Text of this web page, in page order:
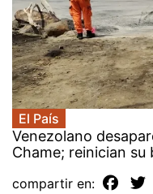
El País
Venezolano
Chame; reinician su
compartir en: